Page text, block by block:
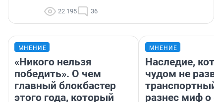
22 195 36
МНЕНИЕ
«Никого нельзя
победить». О чем
главный блокбастер
этого года, который
МНЕНИЕ
Наследие,
чудом не
транспортный
разнес миф о